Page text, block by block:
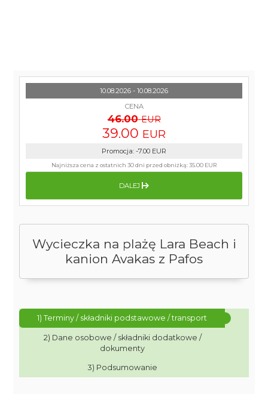
Wycieczka na plażę Lara Beach i
kanion Avakas z Pafos
1) Terminy / składniki podstawowe / transport
2) Dane osobowe / składniki dodatkowe /
dokumenty
3) Podsumowanie
10.08.2026 - 10.08.2026
CENA
46.00 EUR
39.00 EUR
Promocja: -7.00 EUR
Najniższa cena z ostatnich 30 dni przed obniżką:35.00 EUR
DALEJ